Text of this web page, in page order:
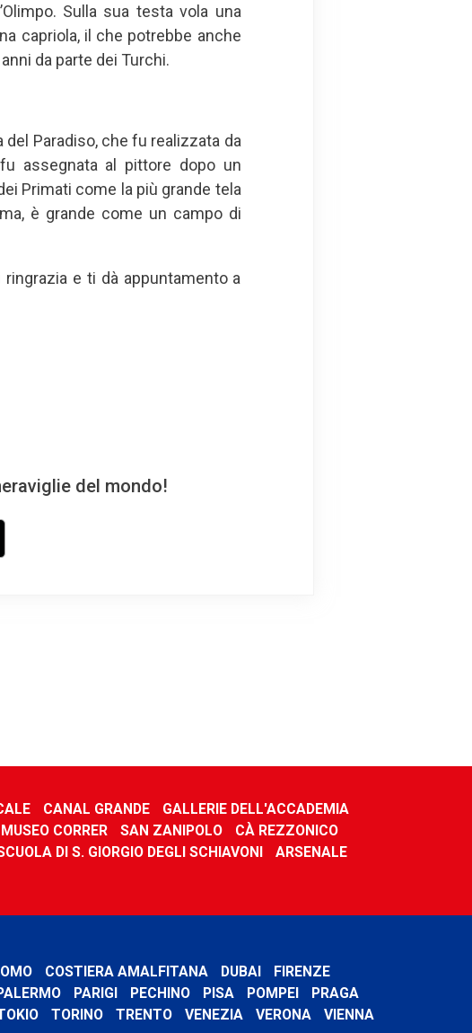
Sulla sua testa vola una
capriola, il che potrebbe anche
da parte dei Turchi.
del Paradiso, che fu realizzata da
assegnata al pittore dopo un
Primati come la più grande tela
è grande come un campo di
e ti dà appuntamento a
del mondo!
CANAL GRANDE
GALLERIE DELL'ACCADEMIA
MUSEO CORRER SAN ZANIPOLO
CÀ REZZONICO
DI S. GIORGIO DEGLI SCHIAVONI
ARSENALE
COSTIERA AMALFITANA DUBAI
FIRENZE
PARIGI PECHINO PISA POMPEI
PRAGA
TORINO TRENTO VENEZIA VERONA
VIENNA